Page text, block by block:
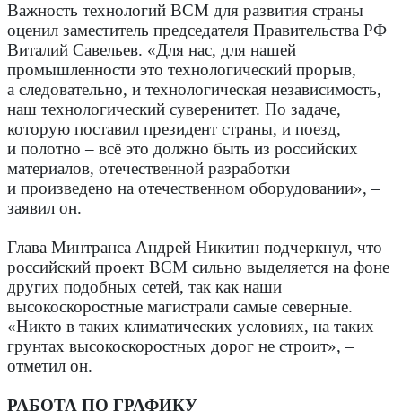
Важность технологий ВСМ для развития страны
оценил заместитель председателя Правительства РФ
Виталий Савельев. «Для нас, для нашей
промышленности это технологический прорыв,
а следовательно, и технологическая независимость,
наш технологический суверенитет. По задаче,
которую поставил президент страны, и поезд,
и полотно – всё это должно быть из российских
материалов, отечественной разработки
и произведено на отечественном оборудовании», –
заявил он.
Глава Минтранса Андрей Никитин подчеркнул, что
российский проект ВСМ сильно выделяется на фоне
других подобных сетей, так как наши
высокоскоростные магистрали самые северные.
«Никто в таких климатических условиях, на таких
грунтах высокоскоростных дорог не строит», –
отметил он.
РАБОТА ПО ГРАФИКУ